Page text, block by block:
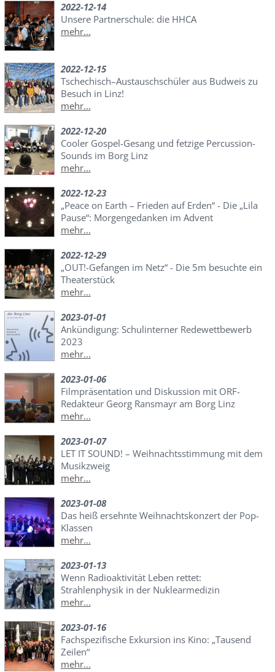
2022-12-14
Unsere Partnerschule: die HHCA
mehr...
2022-12-15
Tschechisch–Austauschschüler aus Budweis zu
Besuch in Linz!
mehr...
2022-12-20
Cooler Gospel-Gesang und fetzige Percussion-
Sounds im Borg Linz
mehr...
2022-12-23
„Peace on Earth – Frieden auf Erden“ - Die „Lila
Pause“: Morgengedanken im Advent
mehr...
2022-12-29
„OUT!-Gefangen im Netz“ - Die 5m besuchte ein
Theaterstück
mehr...
2023-01-01
Ankündigung: Schulinterner Redewettbewerb
2023
mehr...
2023-01-06
Filmpräsentation und Diskussion mit ORF-
Redakteur Georg Ransmayr am Borg Linz
mehr...
2023-01-07
LET IT SOUND! – Weihnachtsstimmung mit dem
Musikzweig
mehr...
2023-01-08
Das heiß ersehnte Weihnachtskonzert der Pop-
Klassen
mehr...
2023-01-13
Wenn Radioaktivität Leben rettet:
Strahlenphysik in der Nuklearmedizin
mehr...
2023-01-16
Fachspezifische Exkursion ins Kino: „Tausend
Zeilen“
mehr...